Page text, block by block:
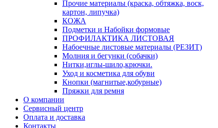
Прочие материалы (краска, обтяжка, воск,
картон, липучка)
КОЖА
Подметки и Набойки формовые
ПРОФИЛАКТИКА ЛИСТОВАЯ
Набоечные листовые материалы (РЕЗИТ)
Молния и бегунки (собачки)
Нитки,иглы-шило,крючки.
Уход и косметика для обуви
Кнопки (магнитые,кобурные)
Пряжки для ремня
О компании
Сервисный центр
Оплата и доставка
Контакты